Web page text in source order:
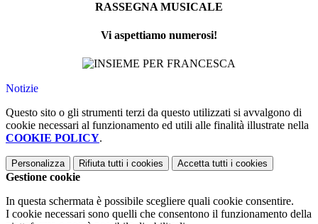
RASSEGNA MUSICALE
Vi aspettiamo numerosi!
Notizie
Questo sito o gli strumenti terzi da questo utilizzati si avvalgono di
cookie necessari al funzionamento ed utili alle finalità illustrate nella
COOKIE POLICY.
Personalizza Rifiuta tutti i cookies Accetta tutti i cookies
Gestione cookie
In questa schermata è possibile scegliere quali cookie consentire.
I cookie necessari sono quelli che consentono il funzionamento della